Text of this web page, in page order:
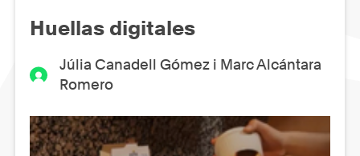
Huellas digitales
Júlia Canadell Gómez i Marc Alcántara
Romero